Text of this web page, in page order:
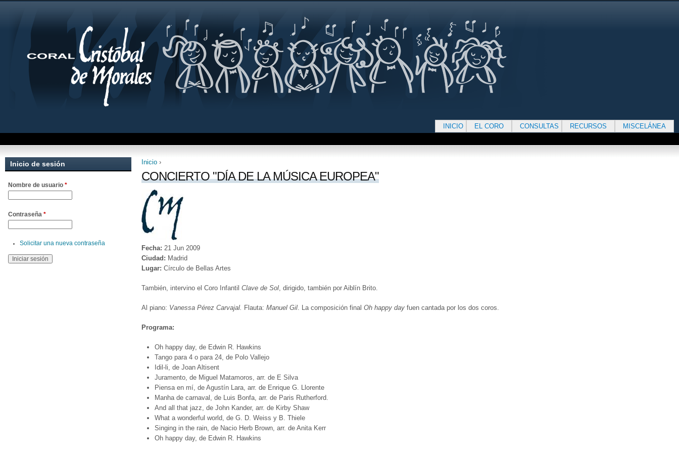
Se encuentra usted aquí
Inicio ›
CONCIERTO "DÍA DE LA MÚSICA EUROPEA"
Fecha: 21 Jun 2009
Ciudad: Madrid
Lugar: Círculo de Bellas Artes
También, intervino el Coro Infantil Clave de Sol , dirigido, también por Aiblín Brito.
Al piano: Vanessa Pérez Carvajal. Flauta: Manuel Gil. La composición final Oh happy day fuen cantada por los dos coros.
Programa:
Oh happy day, de Edwin R. Hawkins
Tango para 4 o para 24, de Polo Vallejo
Idil-li, de Joan Altisent
Juramento, de Miguel Matamoros, arr. de E Silva
Piensa en mí, de Agustín Lara, arr. de Enrique G. Llorente
Manha de carnaval, de Luis Bonfa, arr. de Paris Rutherford.
And all that jazz, de John Kander, arr. de Kirby Shaw
What a wonderful world, de G. D. Weiss y B. Thiele
Singing in the rain, de Nacio Herb Brown, arr. de Anita Kerr
Oh happy day, de Edwin R. Hawkins
INICIO EL CORO CONSULTAS RECURSOS MISCELÁNEA
Inicio de sesión
Nombre de usuario *
Contraseña *
Solicitar una nueva contraseña